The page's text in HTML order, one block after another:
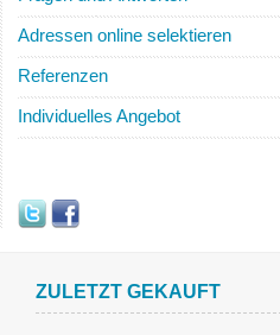
Adressen online selektieren
Referenzen
Individuelles Angebot
ZULETZT GEKAUFT